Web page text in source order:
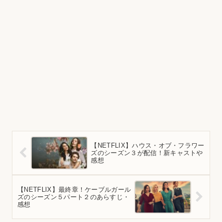
【NETFLIX】ハウス・オブ・フラワー
ズのシーズン３が配信！新キャストや
感想
【NETFLIX】最終章！ケーブルガール
ズのシーズン５パート２のあらすじ・
感想